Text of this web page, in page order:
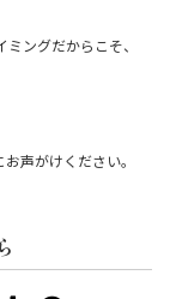
ングだからこそ、
声がけください。